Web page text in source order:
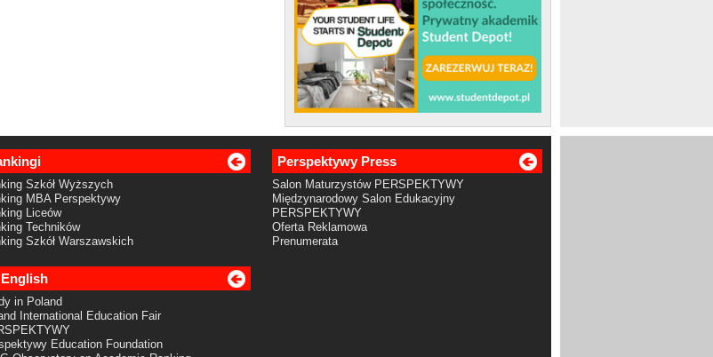
Szkół Wyższych
MBA Perspektywy
Liceów
Techników
Szkół Warszawskich
Perspektywy Press
Salon Maturzystów PERSPEKTYWY
Międzynarodowy Salon Edukacyjny
PERSPEKTYWY
Oferta Reklamowa
Prenumerata
in Poland
International Education Fair
Education Foundation